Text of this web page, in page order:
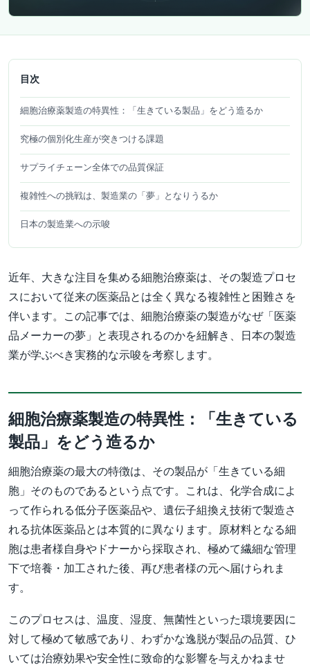
目次
細胞治療薬製造の特異性：「生きている製品」をどう造るか
究極の個別化生産が突きつける課題
サプライチェーン全体での品質保証
複雑性への挑戦は、製造業の「夢」となりうるか
日本の製造業への示唆
近年、大きな注目を集める細胞治療薬は、その製造プロセ
スにおいて従来の医薬品とは全く異なる複雑性と困難さを
伴います。この記事では、細胞治療薬の製造がなぜ「医薬
品メーカーの夢」と表現されるのかを紐解き、日本の製造
業が学ぶべき実務的な示唆を考察します。
細胞治療薬製造の特異性：「生きている
製品」をどう造るか
細胞治療薬の最大の特徴は、その製品が「生きている細
胞」そのものであるという点です。これは、化学合成によ
って作られる低分子医薬品や、遺伝子組換え技術で製造さ
れる抗体医薬品とは本質的に異なります。原材料となる細
胞は患者様自身やドナーから採取され、極めて繊細な管理
下で培養・加工された後、再び患者様の元へ届けられま
す。
このプロセスは、温度、湿度、無菌性といった環境要因に
対して極めて敏感であり、わずかな逸脱が製品の品質、ひ
いては治療効果や安全性に致命的な影響を与えかねませ